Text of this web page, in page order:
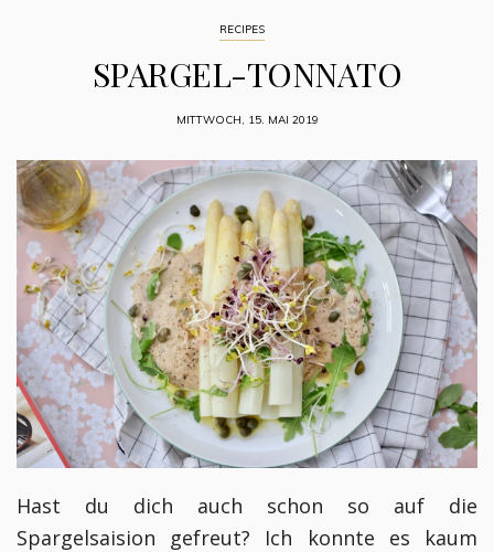
RECIPES
SPARGEL-TONNATO
MITTWOCH, 15. MAI 2019
Hast du dich auch schon so auf die
Spargelsaision gefreut? Ich konnte es kaum